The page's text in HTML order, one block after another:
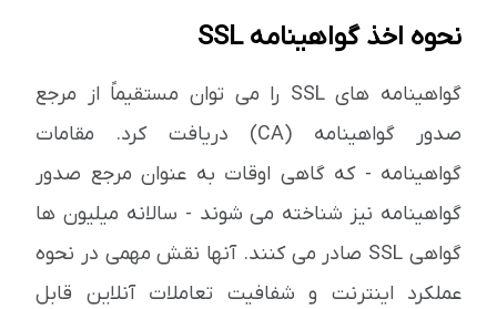
نحوه اخذ گواهینامه SSL
گواهینامه های SSL را می توان مستقیماً از مرجع
صدور گواهینامه (CA) دریافت کرد. مقامات
گواهینامه - که گاهی اوقات به عنوان مرجع صدور
گواهینامه نیز شناخته می شوند - سالانه میلیون ها
گواهی SSL صادر می کنند. آنها نقش مهمی در نحوه
عملکرد اینترنت و شفافیت تعاملات آنلاین قابل